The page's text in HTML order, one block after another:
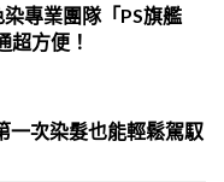
專業團隊「PS旗艦
超方便！
一次染髮也能輕鬆駕馭